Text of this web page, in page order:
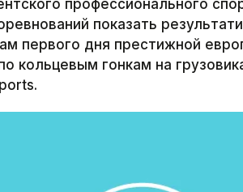
профессионального
показать
первого дня престижной
кольцевым гонкам на